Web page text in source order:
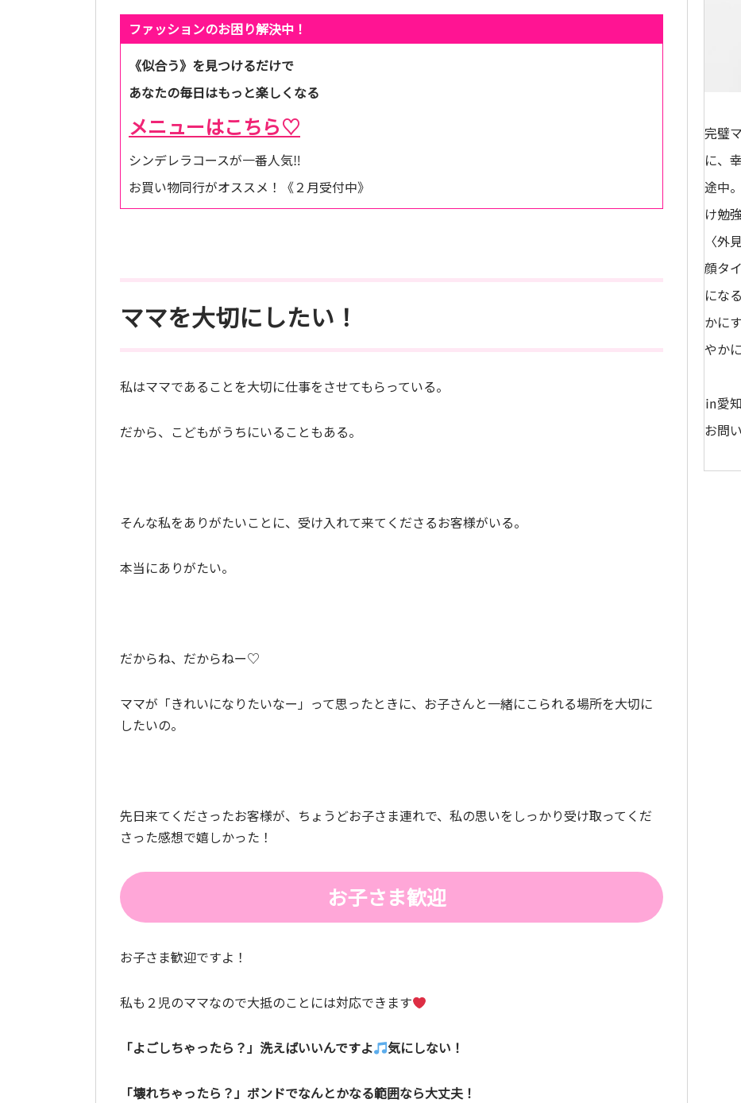
ファッションのお困り解決中！
《似合う》を見つけるだけで
あなたの毎日はもっと楽しくなる
メニューはこちら♡
シンデレラコースが一番人気‼
お買い物同行がオススメ！《２月受付中》
ママを大切にしたい！
私はママであることを大切に仕事をさせてもらっている。
だから、こどもがうちにいることもある。
そんな私をありがたいことに、受け入れて来てくださるお客様がいる。
本当にありがたい。
だからね、だからねー♡
ママが「きれいになりたいなー」って思ったときに、お子さんと一緒にこられる場所を大切に
したいの。
先日来てくださったお客様が、ちょうどお子さま連れで、私の思いをしっかり受け取ってくだ
さった感想で嬉しかった！
お子さま歓迎
お子さま歓迎ですよ！
私も２児のママなので大抵のことには対応できます
「よごしちゃったら？」洗えばいいんですよ 気にしない！
「壊れちゃったら？」ボンドでなんとかなる範囲なら大丈夫！
完璧
に、
途中
け勉
〈外
顔タ
にな
かに
やか
㏌愛
お問